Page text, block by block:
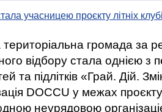
учасницею проєкту літніх
територіальна громада за
відбору стала однією
та підлітків «Грай. Дій.
DOCCU у межах
неурядовою